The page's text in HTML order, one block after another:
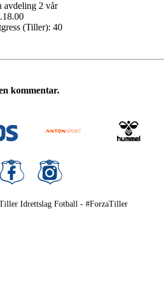
avdeling 2 vår
(Tiller): 40
kommentar.
Idrettslag Fotball - #ForzaTiller